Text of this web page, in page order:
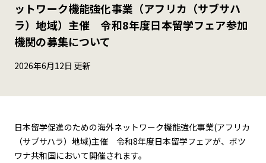
ットワーク機能強化事業（アフリカ（サブサハ
ラ）地域）主催 令和8年度日本留学フェア参加
機関の募集について
2026年6月12日 更新
日本留学促進のための海外ネットワーク機能強化事業(アフリカ
（サブサハラ）地域)主催 令和8年度日本留学フェアが、ボツ
ワナ共和国において開催されます。